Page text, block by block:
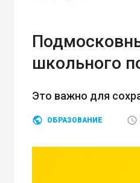
школьного
Это важно для
ОБРАЗОВАНИЕ